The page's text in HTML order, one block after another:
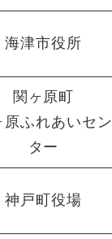
海津市役所
関ヶ原町
原ふれあいセン
ター
神戸町役場